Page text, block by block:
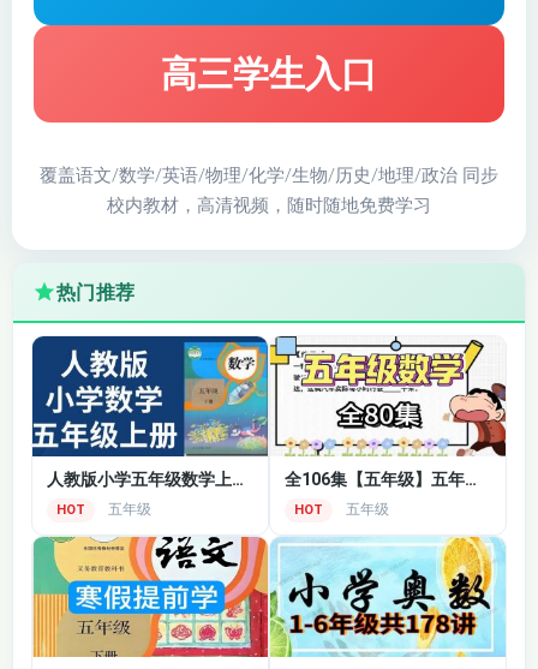
高三学生入口
覆盖语文/数学/英语/物理/化学/生物/历史/地理/政治 同步
校内教材，高清视频，随时随地免费学习
热门推荐
人教版小学五年级数学上册名师课程视频
HOT 五年级
全106集【五年级】五年级上下全册数学教学视频合集 ，涵盖小学五年级数学全部重点知识点，简单明了，通俗易懂，带孩子在快乐中轻松学习（内附课后练习）！！！
HOT 五年级